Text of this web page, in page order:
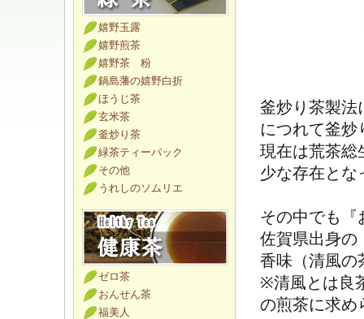
嬉野玉露
嬉野煎茶
嬉野茶 粉
鍋島藩の嬉野白折
ほうじ茶
玄米茶
釜炒り茶
緑茶ティーパック
その他
うれしのソムリエ
ゼロ茶
おんせん茶
福美人
釜炒り茶製法
につれて釜炒
現在は荒茶総
少な存在とな
その中でも『
佐賀県出身の
香味（清風の
※清風とは良
の煎茶に求め